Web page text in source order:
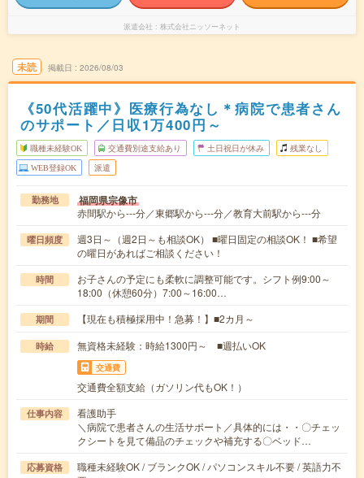
派遣会社 株式会社ニッソーネット
未読 掲載日 2026/08/03
《50代活躍中》医療行為なし＊病院で患者さん
のサポート／日収1万400円～
職種未経験OK 交通費別途支給あり 土日祝日が休み 残業なし
WEB登録OK 派遣
勤務地 福岡県宗像市
赤間駅から---分／東郷駅から---分／教育大前駅から---分
曜日頻度
週3日～（週2日～も相談OK） ■曜日固定の相談OK！ ■希望
の曜日があればご相談ください！
時間
お子さんの予定にも柔軟に調整可能です。シフト例9:00～
18:00（休憩60分）7:00～16:00…
期間 【現在も積極採用中！急募！】■2カ月～
時給 無資格未経験：時給1300円～ ■週払いOK
交通費
交通費全額支給（ガソリン代もOK！）
仕事内容
看護助手
＼病院で患者さんの生活サポート／具体的には・・〇チェッ
クシートを見て備品のチェックや補充する〇ベッド…
応募資格
職種未経験OK / ブランクOK / パソコンスキル不要 / 英語力不